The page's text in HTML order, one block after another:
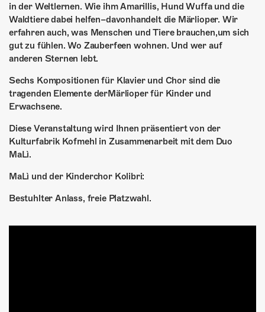
in der Weltlernen. Wie ihm Amarillis, Hund Wuffa und die
Waldtiere dabei helfen–davonhandelt die Märlioper. Wir
erfahren auch, was Menschen und Tiere brauchen,um sich
gut zu fühlen. Wo Zauberfeen wohnen. Und wer auf
anderen Sternen lebt.
Sechs Kompositionen für Klavier und Chor sind die
tragenden Elemente derMärlioper für Kinder und
Erwachsene.
Diese Veranstaltung wird Ihnen präsentiert von der
Kulturfabrik Kofmehl in Zusammenarbeit mit dem Duo
MaLì.
MaLì und der Kinderchor Kolibri:
Bestuhlter Anlass, freie Platzwahl.